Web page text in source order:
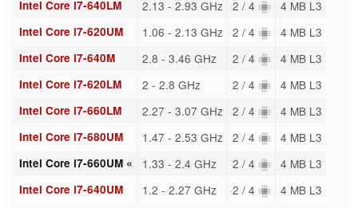
Intel Core i7-640LM 2.13 - 2.93 GHz 2 / 4 4 MB L3
Intel Core i7-620UM 1.06 - 2.13 GHz 2 / 4 4 MB L3
Intel Core i7-640M 2.8 - 3.46 GHz 2 / 4 4 MB L3
Intel Core i7-620LM 2 - 2.8 GHz 2 / 4 4 MB L3
Intel Core i7-660LM 2.27 - 3.07 GHz 2 / 4 4 MB L3
Intel Core i7-680UM 1.47 - 2.53 GHz 2 / 4 4 MB L3
Intel Core i7-660UM « 1.33 - 2.4 GHz 2 / 4 4 MB L3
Intel Core i7-640UM 1.2 - 2.27 GHz 2 / 4 4 MB L3